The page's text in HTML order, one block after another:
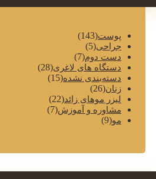
پوست(143)
جراحی(5)
دست دوم(7)
دستگاه های لاغری(28)
دسته‌بندی نشده(15)
زنان(26)
لیزر موهای زائد(22)
مشاوره و آموزش(7)
مو(9)